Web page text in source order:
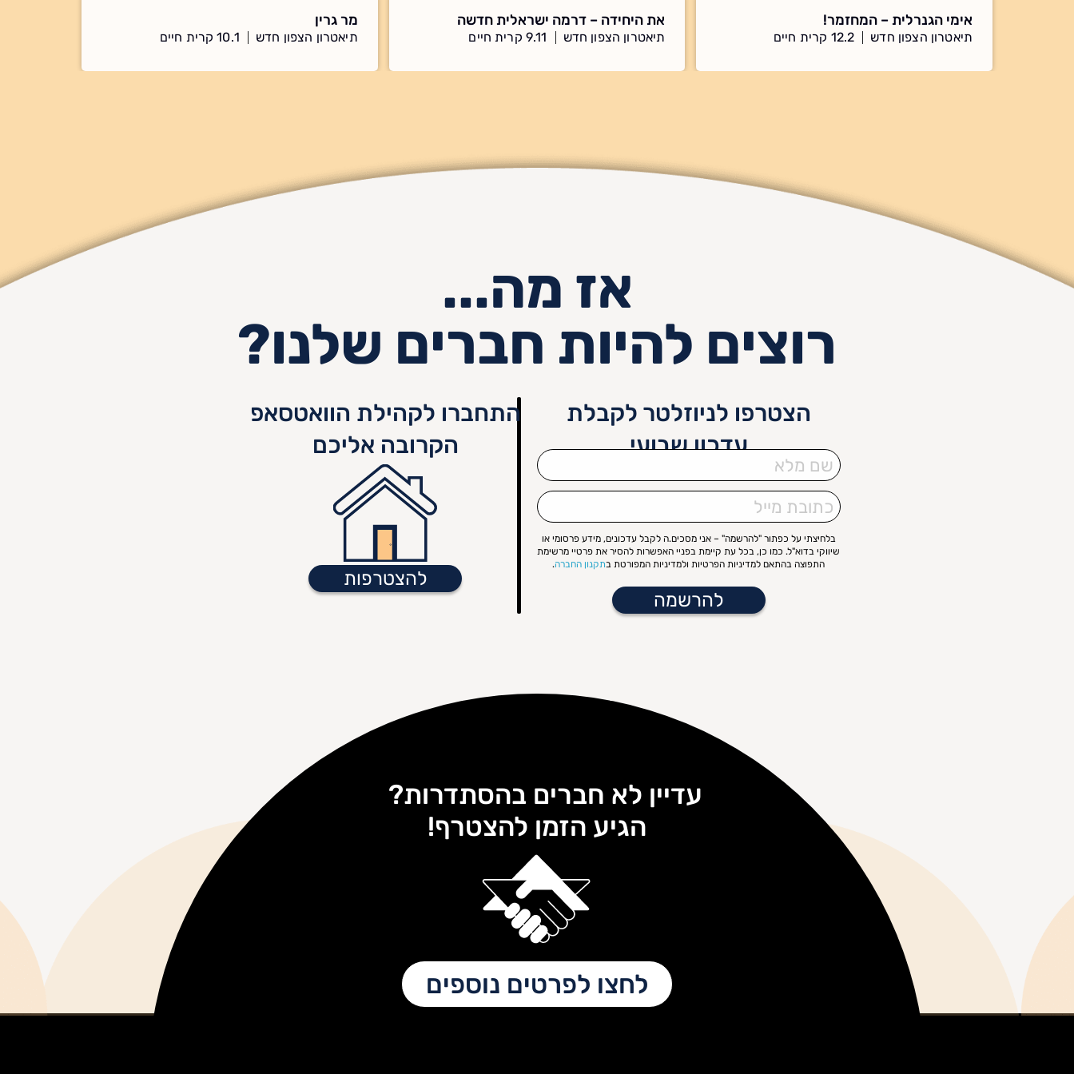
אימי הגנרלית – המחזמר!
תיאטרון הצפון חדש 12.2 קרית חיים
את היחידה – דרמה ישראלית חדשה
תיאטרון הצפון חדש 9.11 קרית חיים
מר גרין
תיאטרון הצפון חדש 10.1 קרית חיים
אז מה...
רוצים להיות חברים שלנו?
הצטרפו לניוזלטר לקבלת
עדכון שבועי
שם
מלא
כתובת
מייל
בלחיצתי על כפתור "להרשמה" – אני מסכים.ה לקבל עדכונים, מידע פרסומי או
שיווקי בדוא"ל. כמו כן, בכל עת קיימת בפניי האפשרות להסיר את פרטיי מרשימת
התפוצה בהתאם למדיניות הפרטיות ולמדיניות המפורטת בתקנון החברה.
התחברו לקהילת הוואטסאפ
הקרובה אליכם
להצטרפות
עדיין לא חברים בהסתדרות?
הגיע הזמן להצטרף!
לחצו לפרטים נוספים